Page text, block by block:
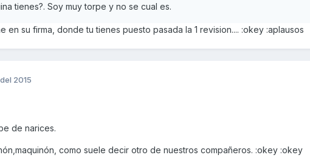
tienes?. Soy muy torpe y no se cual es.
en su firma, donde tu tienes puesto pasada la 1 revision.... :okey :aplausos
2015
de narices.
como suele decir otro de nuestros compañeros. :okey :okey